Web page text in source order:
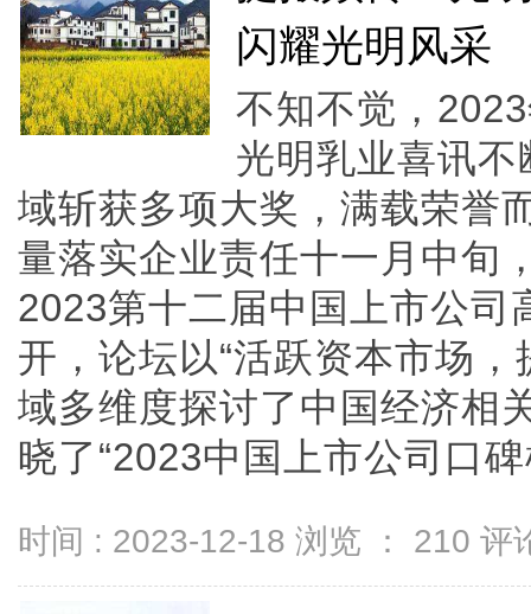
闪耀光明风采
不知不觉，
光明乳业喜讯
域斩获多项大奖，满载荣誉
量落实企业责任十一月中旬
2023第十二届中国上市公司
开，论坛以“活跃资本市场
域多维度探讨了中国经济相
晓了“2023中国上市公司口
时间 : 2023-12-18 浏览 ： 210 评